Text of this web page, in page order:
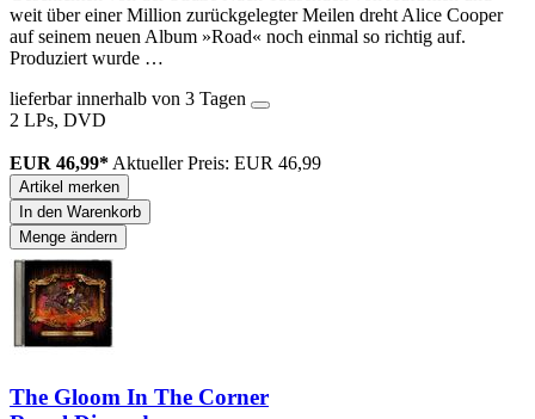
weit über einer Million zurückgelegter Meilen dreht Alice Cooper
auf seinem neuen Album »Road« noch einmal so richtig auf.
Produziert wurde …
lieferbar innerhalb von 3 Tagen
2 LPs, DVD
EUR 46,99*Aktueller Preis: EUR 46,99
Artikel merken
In den Warenkorb
Menge ändern
The Gloom In The Corner